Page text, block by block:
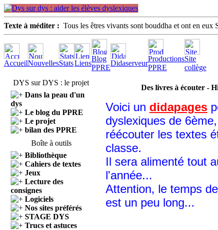
Texte à méditer : Tous les êtres vivants sont bouddha et ont en
AccueilNouvellesStatsLiens
Blog
PPRE
Didaserveur
Productions
PPRE
Site
collège
DYS sur DYS : le projet
Dans la peau d'un
dys
Le blog du PPRE
Le projet
bilan des PPRE
Boîte à outils
Bibliothèque
Cahiers de textes
Jeux
Lecture des
consignes
Logiciels
Nos sites préférés
STAGE DYS
Trucs et astuces
Des livres à écouter -
Voici un didapages
dyslexiques de
réécouter les textes
classe.
Il sera alimenté tout
l'année...
Attention, le temps
est un peu long...